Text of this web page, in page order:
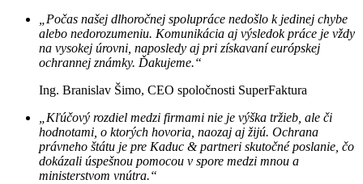
„Počas našej dlhoročnej spolupráce nedošlo k jedinej chybe
alebo nedorozumeniu. Komunikácia aj výsledok práce je vždy
na vysokej úrovni, naposledy aj pri získavaní európskej
ochrannej známky. Ďakujeme.“
Ing. Branislav Šimo, CEO spoločnosti SuperFaktura
„Kľúčový rozdiel medzi firmami nie je výška tržieb, ale či
hodnotami, o ktorých hovoria, naozaj aj žijú. Ochrana
právneho štátu je pre Kaduc & partneri skutočné poslanie, čo
dokázali úspešnou pomocou v spore medzi mnou a
ministerstvom vnútra.“